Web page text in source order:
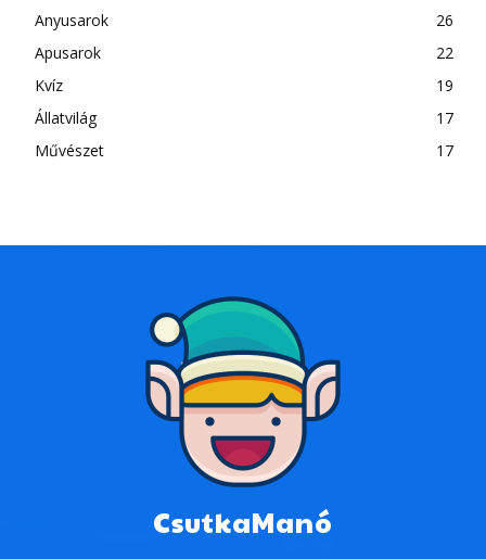
Anyusarok
26
Apusarok
22
Kvíz
19
Állatvilág
17
Művészet
17
CsutkaManó